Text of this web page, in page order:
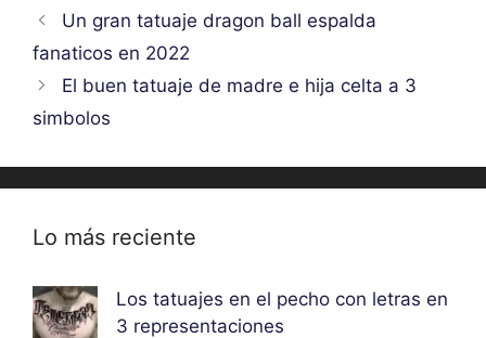
Un gran tatuaje dragon ball espalda
fanaticos en 2022
El buen tatuaje de madre e hija celta a 3
simbolos
Lo más reciente
Los tatuajes en el pecho con letras en
3 representaciones